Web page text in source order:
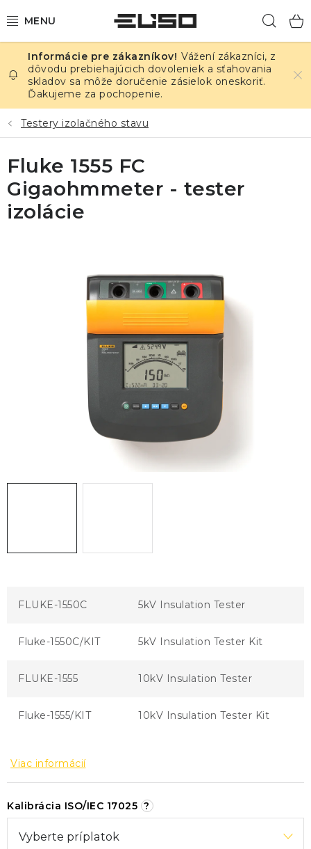
na
ELEKTRINA
TEPLOTA A VLHKOSŤ
TLAK A ÚNIKY
ZÁZNAMNÍKY
KALIBRÁCIA
Obchodné podmienky Slovník pojmov
Vážení zákazníci, z
dôvodu prebiehajúcich dovoleniek a sťahovania
skladov sa môže doručenie zásielok oneskoriť.
Ďakujeme za pochopenie.
Testery izolačného stavu
FLUKE-1550C 5kV Insulation Tester
Fluke-1550C/KIT 5kV Insulation Tester Kit
FLUKE-1555 10kV Insulation Tester
Fluke-1555/KIT 10kV Insulation Tester Kit
Viac informácií
Kalibrácia ISO/IEC 17025 ?
Fluke 1555 FC
Gigaohmmeter - tester
izolácie